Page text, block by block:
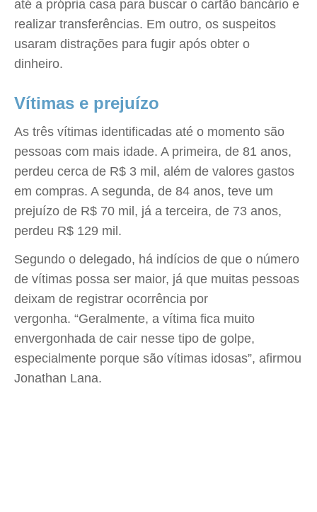
até a própria casa para buscar o cartão bancário e
realizar transferências. Em outro, os suspeitos
usaram distrações para fugir após obter o
dinheiro.
Vítimas e prejuízo
As três vítimas identificadas até o momento são
pessoas com mais idade. A primeira, de 81 anos,
perdeu cerca de R$ 3 mil, além de valores gastos
em compras. A segunda, de 84 anos, teve um
prejuízo de R$ 70 mil, já a terceira, de 73 anos,
perdeu R$ 129 mil.
Segundo o delegado, há indícios de que o número
de vítimas possa ser maior, já que muitas pessoas
deixam de registrar ocorrência por
vergonha. “Geralmente, a vítima fica muito
envergonhada de cair nesse tipo de golpe,
especialmente porque são vítimas idosas”, afirmou
Jonathan Lana.